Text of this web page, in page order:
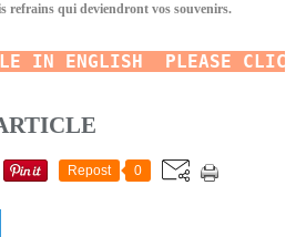
refrains qui deviendront vos souvenirs.
IN ENGLISH  PLEASE
Repost 0